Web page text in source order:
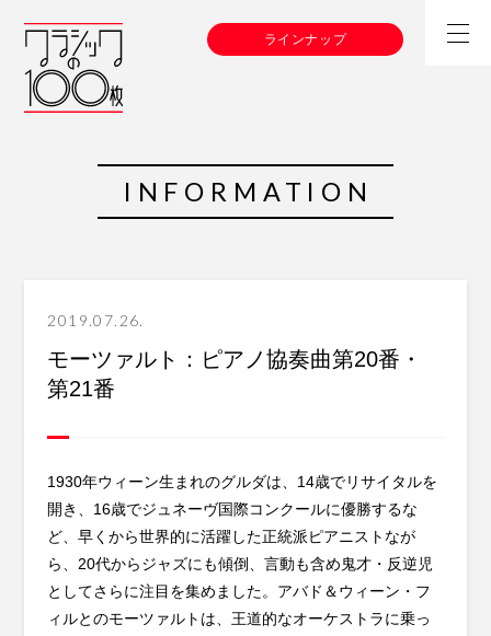
ラインナップ
INFORMATION
2019.07.26.
モーツァルト：ピアノ協奏曲第20番・
第21番
1930年ウィーン生まれのグルダは、14歳でリサイタルを
開き、16歳でジュネーヴ国際コンクールに優勝するな
ど、早くから世界的に活躍した正統派ピアニストなが
ら、20代からジャズにも傾倒、言動も含め鬼才・反逆児
としてさらに注目を集めました。アバド＆ウィーン・フ
ィルとのモーツァルトは、王道的なオーケストラに乗っ